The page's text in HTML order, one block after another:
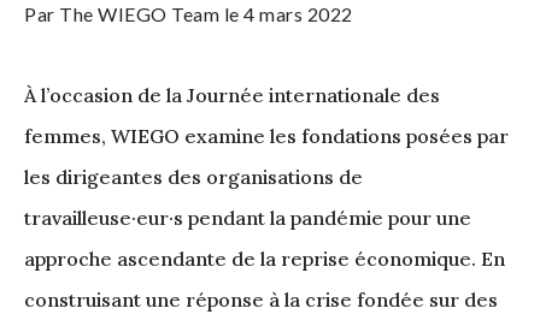
Par The WIEGO Team le 4 mars 2022
À l’occasion de la Journée internationale des
femmes, WIEGO examine les fondations posées par
les dirigeantes des organisations de
travailleuse·eur·s pendant la pandémie pour une
approche ascendante de la reprise économique. En
construisant une réponse à la crise fondée sur des